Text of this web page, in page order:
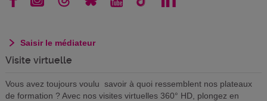
Saisir le médiateur
Visite virtuelle
Vous avez toujours voulu savoir à quoi ressemblent nos plateaux
de formation ? Avec nos visites virtuelles 360° HD, plongez en